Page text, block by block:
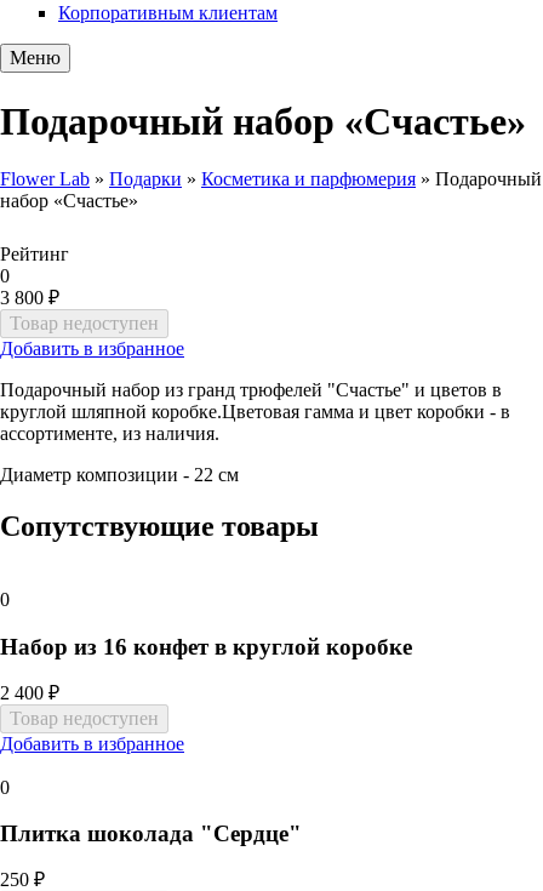
Корпоративным клиентам
Меню
Подарочный набор «Счастье»
Вы здесь
Flower Lab » Подарки » Косметика и парфюмерия » Подарочный
набор «Счастье»
Рейтинг
0
3 800 ₽
Добавить в избранное
Подарочный набор из гранд трюфелей "Счастье" и цветов в
круглой шляпной коробке.Цветовая гамма и цвет коробки - в
ассортименте, из наличия.
Диаметр композиции - 22 см
Сопутствующие товары
0
Набор из 16 конфет в круглой коробке
2 400 ₽
Добавить в избранное
0
Плитка шоколада "Сердце"
250 ₽